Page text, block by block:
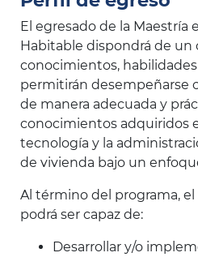
El egresado de la Maestría
Habitable dispondrá de un
conocimientos,
permitirán desempeñarse
de manera adecuada y
conocimientos adquiridos
tecnología y la
de vivienda bajo un
Al término del programa, el
podrá ser capaz de:
Desarrollar y/o